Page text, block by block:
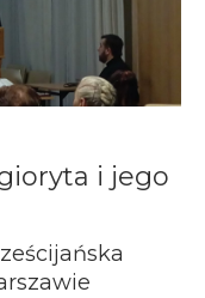
i jego